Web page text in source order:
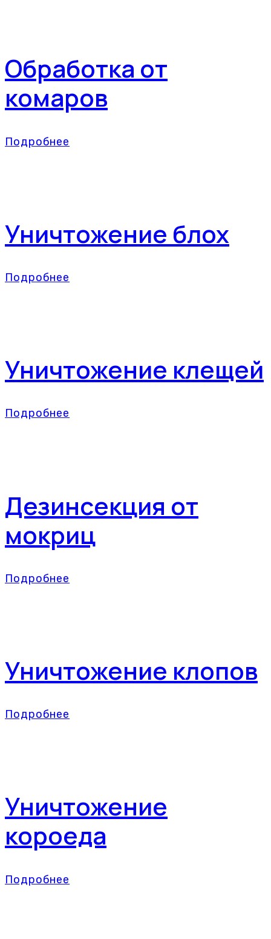
Обработка от
комаров
Подробнее
Уничтожение блох
Подробнее
Уничтожение клещей
Подробнее
Дезинсекция от
мокриц
Подробнее
Уничтожение клопов
Подробнее
Уничтожение
короеда
Подробнее